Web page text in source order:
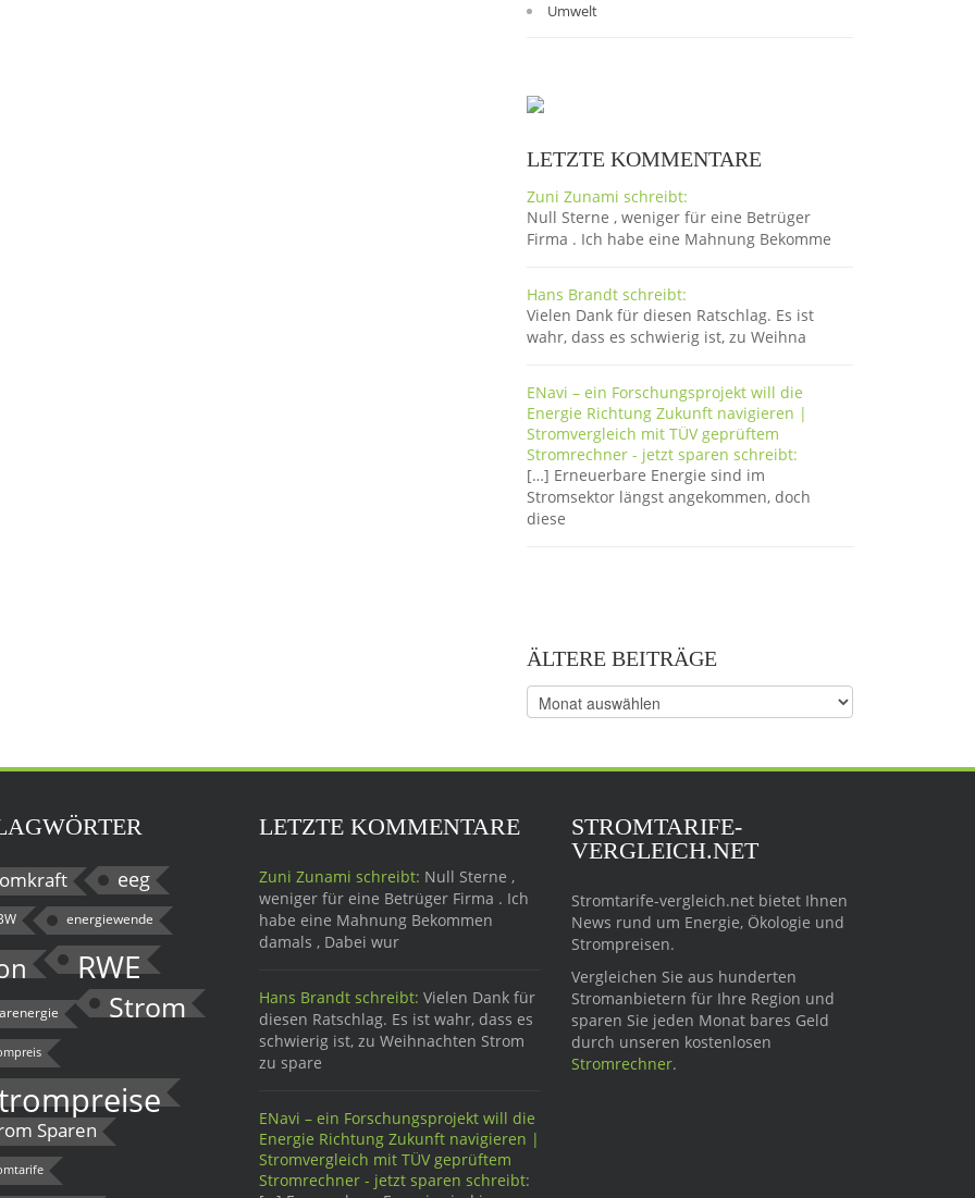
Umwelt
LETZTE KOMMENTARE
Zuni Zunami schreibt:
Null Sterne , weniger für eine Betrüger
Firma . Ich habe eine Mahnung Bekomme
Hans Brandt schreibt:
Vielen Dank für diesen Ratschlag. Es ist
wahr, dass es schwierig ist, zu Weihna
ENavi – ein Forschungsprojekt will die
Energie Richtung Zukunft navigieren |
Stromvergleich mit TÜV geprüftem
Stromrechner - jetzt sparen schreibt:
[…] Erneuerbare Energie sind im
Stromsektor längst angekommen, doch
diese
ÄLTERE BEITRÄGE
Ältere
Beiträge
eeg
energiewende
RWE
Strom
Sparen
LETZTE KOMMENTARE
Zuni Zunami schreibt: Null Sterne ,
weniger für eine Betrüger Firma . Ich
habe eine Mahnung Bekommen
damals , Dabei wur
Hans Brandt schreibt: Vielen Dank für
diesen Ratschlag. Es ist wahr, dass es
schwierig ist, zu Weihnachten Strom
zu spare
ENavi – ein Forschungsprojekt will die
Energie Richtung Zukunft navigieren |
Stromvergleich mit TÜV geprüftem
Stromrechner - jetzt sparen schreibt:
STROMTARIFE-
VERGLEICH.NET
Stromtarife-vergleich.net bietet Ihnen
News rund um Energie, Ökologie und
Strompreisen.
Vergleichen Sie aus hunderten
Stromanbietern für Ihre Region und
sparen Sie jeden Monat bares Geld
durch unseren kostenlosen
Stromrechner.